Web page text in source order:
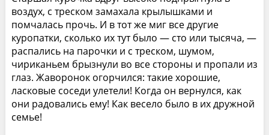
воздух, с треском замахала крылышками и
помчалась прочь. И в тот же миг все другие
куропатки, сколько их тут было — сто или тысяча, —
распались на парочки и с треском, шумом,
чириканьем брызнули во все стороны и пропали из
глаз. Жаворонок огорчился: такие хорошие,
ласковые соседи улетели! Когда он вернулся, как
они радовались ему! Как весело было в их дружной
семье!